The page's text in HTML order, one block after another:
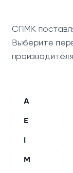
СПМК
Выберите
A
E
I
M